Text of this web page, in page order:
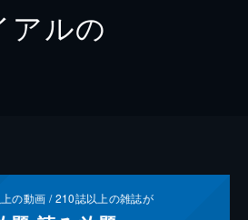
アルの
の動画 /210誌以上の雑誌が